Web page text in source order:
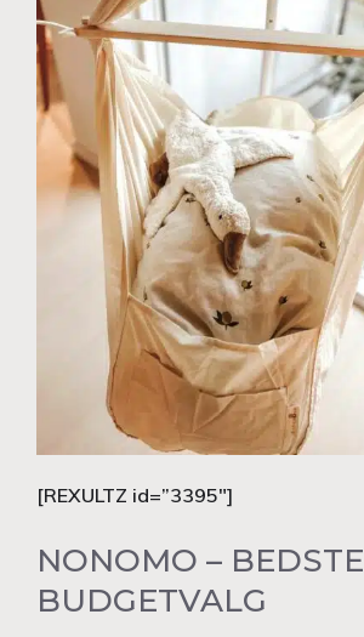
[REXULTZ id=”3395″]
NONOMO – BEDSTE
BUDGETVALG